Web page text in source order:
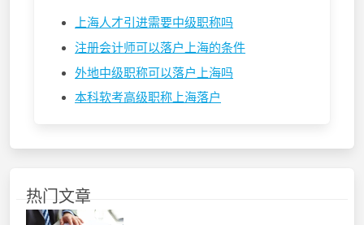
上海人才引进需要中级职称吗
注册会计师可以落户上海的条件
外地中级职称可以落户上海吗
本科软考高级职称上海落户
热门文章